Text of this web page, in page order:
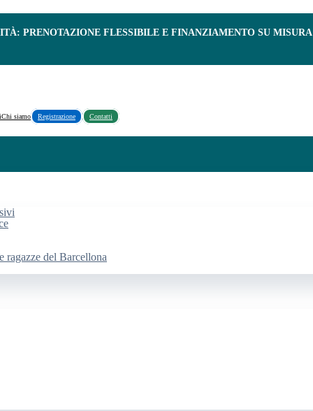
PRENOTAZIONE FLESSIBILE E FINANZIAMENTO SU MISURA
Chi siamo Registrazione Contatti
ragazze del Barcellona